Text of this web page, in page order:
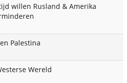
willen Rusland & Amerika
Palestina
Wereld